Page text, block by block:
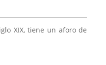
XIX, tiene un aforo de